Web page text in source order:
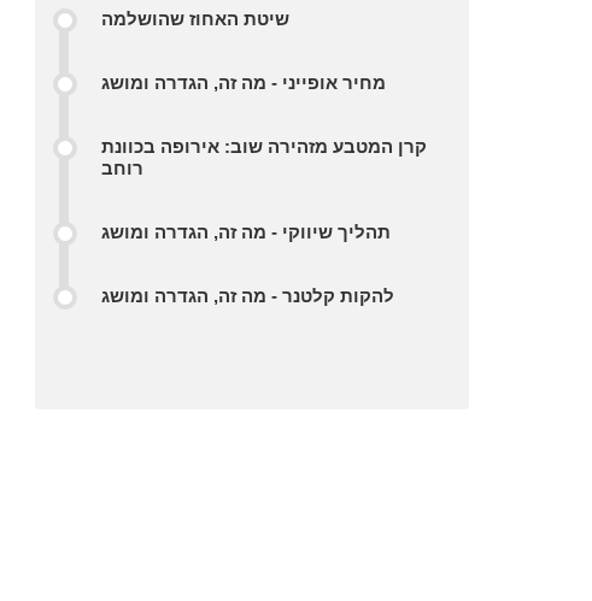
שיטת האחוז שהושלמה
מחיר אופייני - מה זה, הגדרה ומושג
קרן המטבע מזהירה שוב: אירופה בכוונת
רוחב
תהליך שיווקי - מה זה, הגדרה ומושג
להקות קלטנר - מה זה, הגדרה ומושג